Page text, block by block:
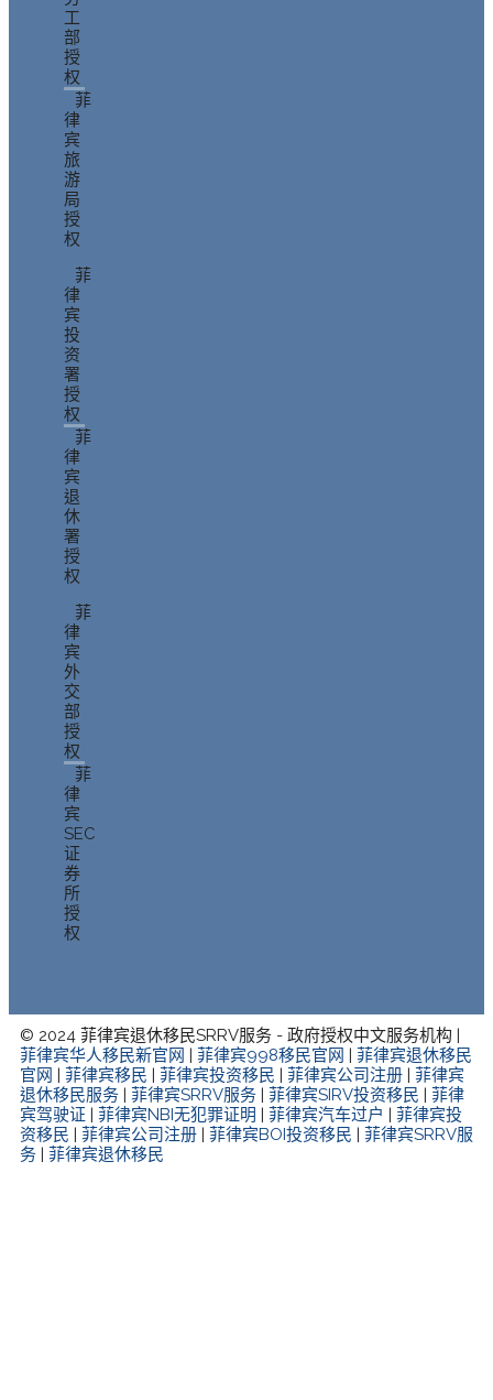
工
部
授
权
菲
律
宾
旅
游
局
授
权
菲
律
宾
投
资
署
授
权
菲
律
宾
退
休
署
授
权
菲
律
宾
外
交
部
授
权
菲
律
宾
SEC
证
券
所
授
权
© 2024 菲律宾退休移民SRRV服务 - 政府授权中文服务机构 |
菲律宾华人移民新官网 | 菲律宾998移民官网 | 菲律宾退休移民
官网 | 菲律宾移民 | 菲律宾投资移民 | 菲律宾公司注册 | 菲律宾
退休移民服务 | 菲律宾SRRV服务 | 菲律宾SIRV投资移民 | 菲律
宾驾驶证 | 菲律宾NBI无犯罪证明 | 菲律宾汽车过户 | 菲律宾投
资移民 | 菲律宾公司注册 | 菲律宾BOI投资移民 | 菲律宾SRRV服
务 | 菲律宾退休移民